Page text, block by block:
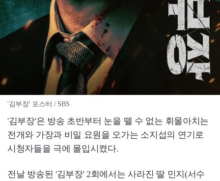
'김부장' 포스터 / SBS
'김부장'은 방송 초반부터 눈을 뗄 수 없는 휘몰아치는
전개와 가장과 비밀 요원을 오가는 소지섭의 연기로
시청자들을 극에 몰입시켰다.
전날 방송된 '김부장' 2회에서는 사라진 딸 민지(서수